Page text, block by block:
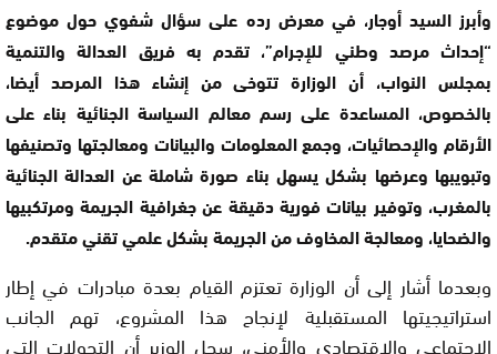
وأبرز السيد أوجار، في معرض رده على سؤال شفوي حول موضوع
“إحداث مرصد وطني للإجرام”، تقدم به فريق العدالة والتنمية
بمجلس النواب، أن الوزارة تتوخى من إنشاء هذا المرصد أيضا،
بالخصوص، المساعدة على رسم معالم السياسة الجنائية بناء على
الأرقام والإحصائيات، وجمع المعلومات والبيانات ومعالجتها وتصنيفها
وتبويبها وعرضها بشكل يسهل بناء صورة شاملة عن العدالة الجنائية
بالمغرب، وتوفير بيانات فورية دقيقة عن جغرافية الجريمة ومرتكبيها
والضحايا، ومعالجة المخاوف من الجريمة بشكل علمي تقني متقدم.
وبعدما أشار إلى أن الوزارة تعتزم القيام بعدة مبادرات في إطار
استراتيجيتها المستقبلية لإنجاح هذا المشروع، تهم الجانب
الاجتماعي والاقتصادي والأمني، سجل الوزير أن التحولات التي